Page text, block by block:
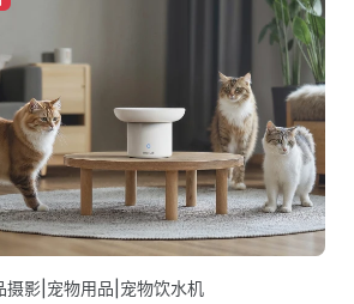
摄影|宠物用品|宠物饮水机